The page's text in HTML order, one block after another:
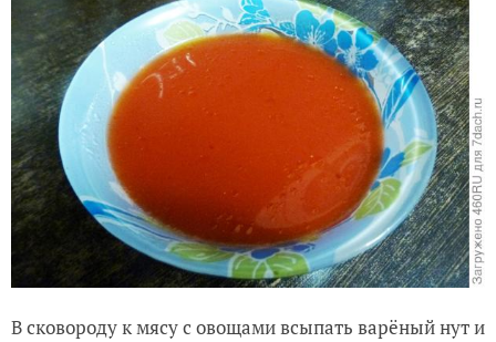
В сковороду к мясу с овощами всыпать варёный нут и